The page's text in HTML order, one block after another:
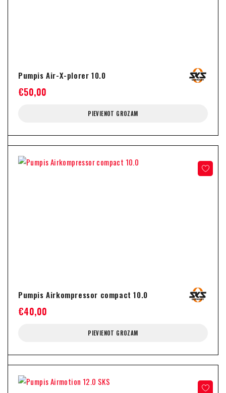
Pumpis Air-X-plorer 10.0
€50,00
PIEVIENOT GROZAM
Pumpis Airkompressor compact 10.0
€40,00
PIEVIENOT GROZAM